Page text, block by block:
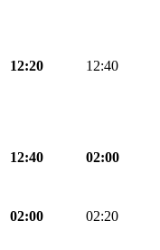
12:20 12:40
12:40 02:00
02:00 02:20